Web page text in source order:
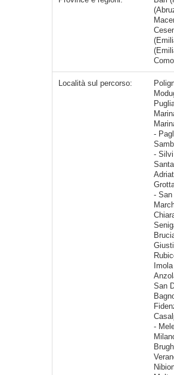
Località sul percorso: Polignano a Mare - San